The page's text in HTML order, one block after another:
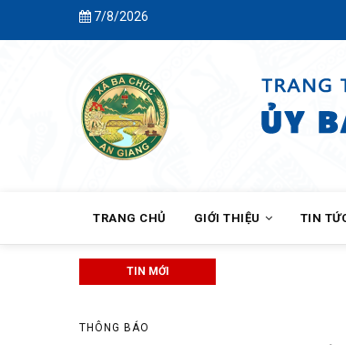
7/8/2026
NAVIGATION
TRANG CHỦ GIỚI THIỆU TIN
TIN MỚI Tổ đại biểu số 3 Hội
THÔNG BÁO